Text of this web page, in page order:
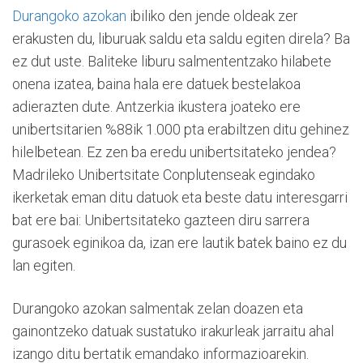
Durangoko azokan ibiliko den jende oldeak zer
erakusten du, liburuak saldu eta saldu egiten direla? Ba
ez dut uste. Baliteke liburu salmententzako hilabete
onena izatea, baina hala ere datuek bestelakoa
adierazten dute. Antzerkia ikustera joateko ere
unibertsitarien %88ik 1.000 pta erabiltzen ditu gehinez
hilelbetean. Ez zen ba eredu unibertsitateko jendea?
Madrileko Unibertsitate Conplutenseak egindako
ikerketak eman ditu datuok eta beste datu interesgarri
bat ere bai: Unibertsitateko gazteen diru sarrera
gurasoek eginikoa da, izan ere lautik batek baino ez du
lan egiten.
Durangoko azokan salmentak zelan doazen eta
gainontzeko datuak sustatuko irakurleak jarraitu ahal
izango ditu bertatik emandako informazioarekin.